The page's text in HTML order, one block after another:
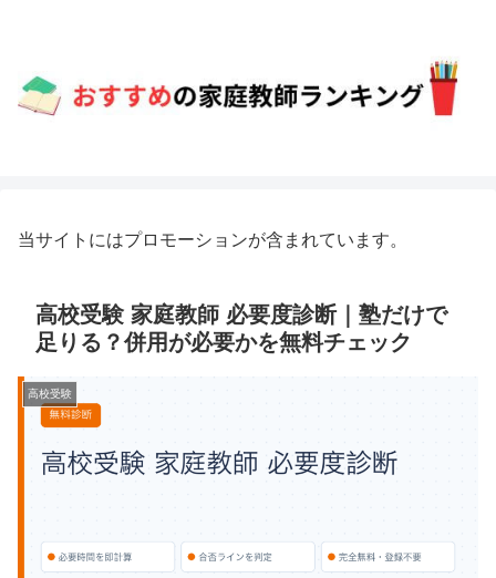
当サイトにはプロモーションが含まれています。
高校受験 家庭教師 必要度診断｜塾だけで
足りる？併用が必要かを無料チェック
高校受験